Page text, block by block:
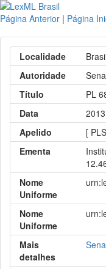
Página Anterior | Página
Localidade
Brasil
Autoridade
Título
PL
Data
2013
Apelido
[
Ementa
Nome
Uniforme
Nome
Uniforme
Mais
detalhes